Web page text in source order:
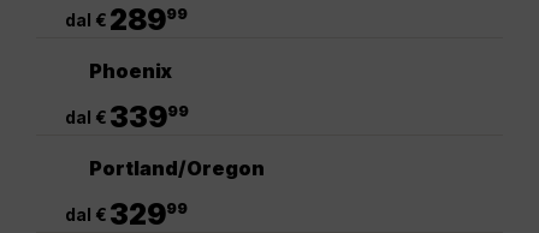
dal € 28999
Phoenix
dal € 33999
Portland/Oregon
dal € 32999